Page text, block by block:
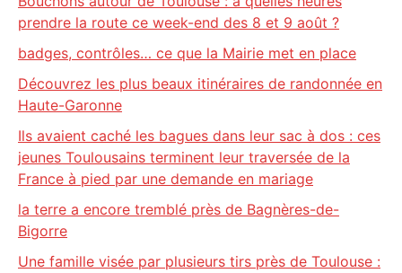
prendre la route ce week-end des 8 et 9 août ?
badges, contrôles… ce que la Mairie met en place
Découvrez les plus beaux itinéraires de randonnée en
Haute-Garonne
Ils avaient caché les bagues dans leur sac à dos : ces
jeunes Toulousains terminent leur traversée de la
France à pied par une demande en mariage
la terre a encore tremblé près de Bagnères-de-
Bigorre
Une famille visée par plusieurs tirs près de Toulouse :